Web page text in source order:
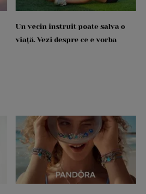
Un vecin instruit poate salva o
viață. Vezi despre ce e vorba